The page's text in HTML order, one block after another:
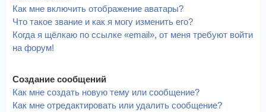
Как мне включить отображение аватары?
Что такое звание и как я могу изменить его?
Когда я щёлкаю по ссылке «email», от меня требуют войти
на форум!
Создание сообщений
Как мне создать новую тему или сообщение?
Как мне отредактировать или удалить сообщение?